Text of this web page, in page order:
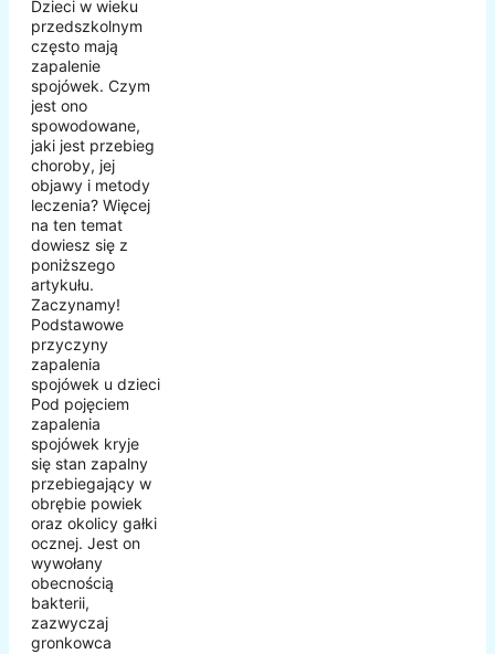
Dzieci w wieku
przedszkolnym
często mają
zapalenie
spojówek. Czym
jest ono
spowodowane,
jaki jest przebieg
choroby, jej
objawy i metody
leczenia? Więcej
na ten temat
dowiesz się z
poniższego
artykułu.
Zaczynamy!
Podstawowe
przyczyny
zapalenia
spojówek u dzieci
Pod pojęciem
zapalenia
spojówek kryje
się stan zapalny
przebiegający w
obrębie powiek
oraz okolicy gałki
ocznej. Jest on
wywołany
obecnością
bakterii,
zazwyczaj
gronkowca